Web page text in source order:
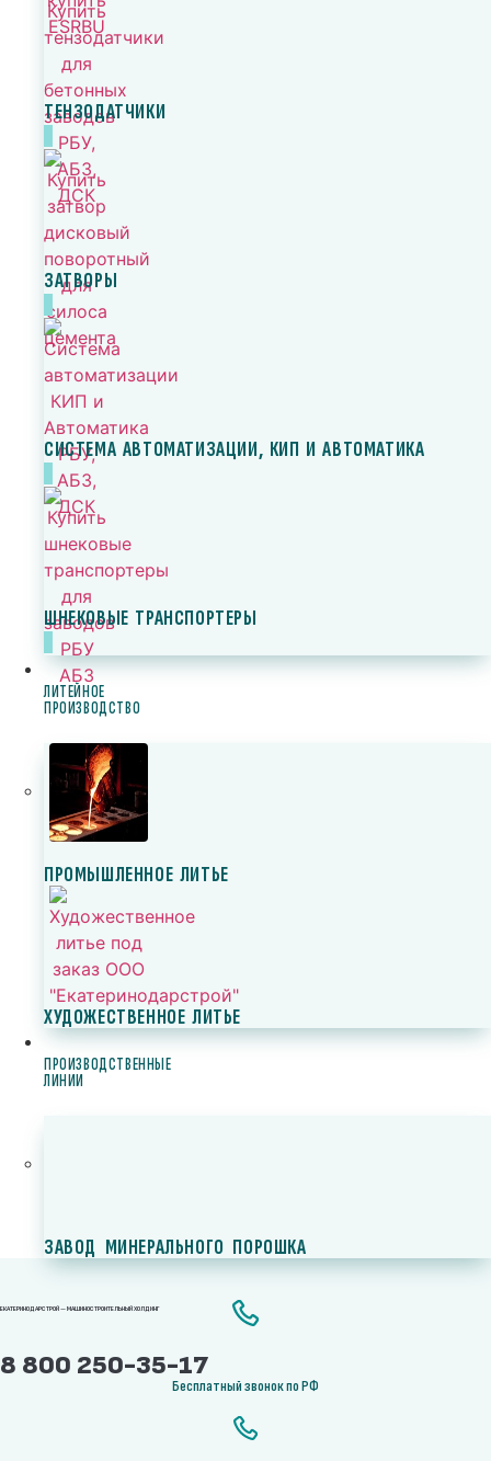
ТЕНЗОДАТЧИКИ
ЗАТВОРЫ
СИСТЕМА АВТОМАТИЗАЦИИ, КИП И АВТОМАТИКА
ШНЕКОВЫЕ ТРАНСПОРТЕРЫ
ЛИТЕЙНОЕ
ПРОИЗВОДСТВО
ПРОМЫШЛЕННОЕ ЛИТЬЕ
ХУДОЖЕСТВЕННОЕ ЛИТЬЕ
ПРОИЗВОДСТВЕННЫЕ
ЛИНИИ
ЗАВОД МИНЕРАЛЬНОГО ПОРОШКА
ЕКАТЕРИНОДАРСТРОЙ — МАШИНОСТРОИТЕЛЬНЫЙ ХОЛДИНГ
8 800 250-35-17
Бесплатный звонок по РФ